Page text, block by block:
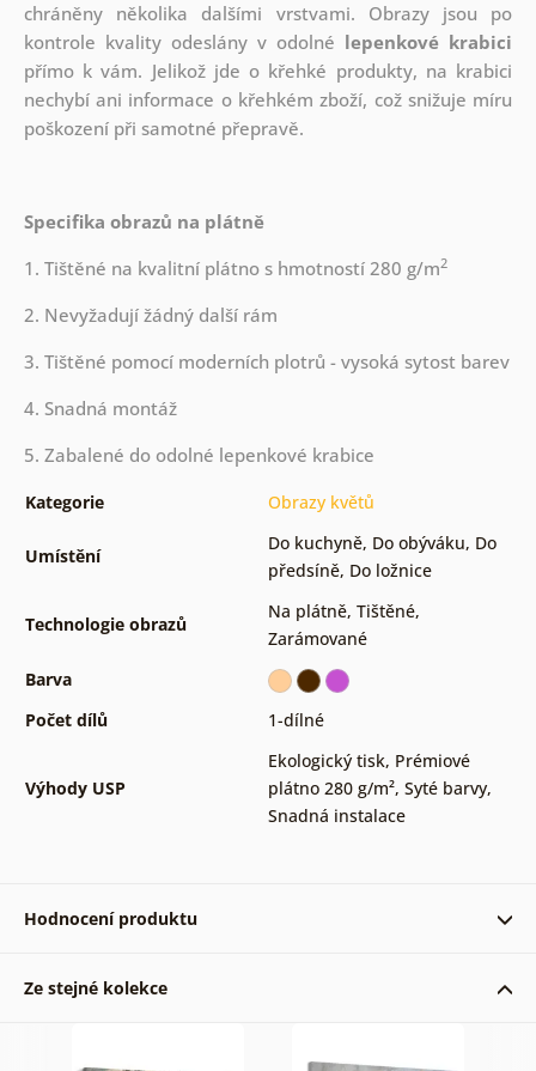
chráněny několika dalšími vrstvami. Obrazy jsou po
kontrole kvality odeslány v odolné lepenkové krabici
přímo k vám. Jelikož jde o křehké produkty, na krabici
nechybí ani informace o křehkém zboží, což snižuje míru
poškození při samotné přepravě.
Specifika obrazů na plátně
1. Tištěné na kvalitní plátno s hmotností 280 g/m2
2. Nevyžadují žádný další rám
3. Tištěné pomocí moderních plotrů - vysoká sytost barev
4. Snadná montáž
5. Zabalené do odolné lepenkové krabice
Kategorie Obrazy květů
Umístění
Do kuchyně, Do obýváku, Do
předsíně, Do ložnice
Technologie obrazů
Na plátně, Tištěné,
Zarámované
Barva
Počet dílů
1-dílné
Výhody USP
Ekologický tisk, Prémiové
plátno 280 g/m², Syté barvy,
Snadná instalace
Hodnocení produktu
Ze stejné kolekce